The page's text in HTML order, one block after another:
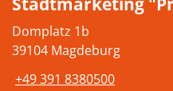
Domplatz 1b
39104 Magdeburg
+49 391 8380500